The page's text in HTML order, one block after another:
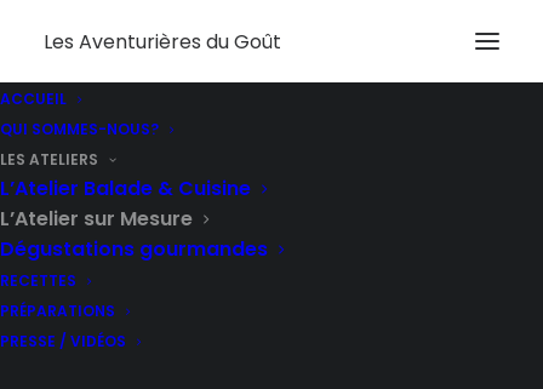
Les Aventurières du Goût
ACCUEIL
QUI SOMMES-NOUS?
LES ATELIERS
L’Atelier Balade & Cuisine
L’Atelier sur Mesure
Dégustations gourmandes
RECETTES
PRÉPARATIONS
PRESSE / VIDÉOS